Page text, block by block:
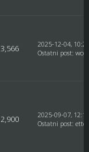
3,566
2025-12-04,
Ostatni post:
2,900
2025-09-07,
Ostatni post: